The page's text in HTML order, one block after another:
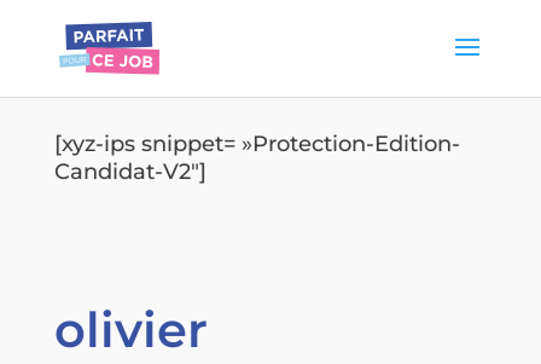
[xyz-ips snippet= »Protection-Edition-
Candidat-V2″]
olivier